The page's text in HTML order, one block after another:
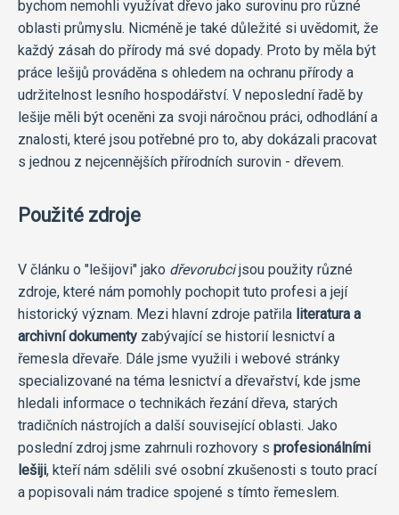
bychom nemohli využívat dřevo jako surovinu pro různé
oblasti průmyslu. Nicméně je také důležité si uvědomit, že
každý zásah do přírody má své dopady. Proto by měla být
práce lešijů prováděna s ohledem na ochranu přírody a
udržitelnost lesního hospodářství. V neposlední řadě by
lešije měli být oceněni za svoji náročnou práci, odhodlání a
znalosti, které jsou potřebné pro to, aby dokázali pracovat
s jednou z nejcennějších přírodních surovin - dřevem.
Použité zdroje
V článku o "lešijovi" jako dřevorubcijsou použity různé
zdroje, které nám pomohly pochopit tuto profesi a její
historický význam. Mezi hlavní zdroje patřila literatura a
archivní dokumenty zabývající se historií lesnictví a
řemesla dřevaře. Dále jsme využili i webové stránky
specializované na téma lesnictví a dřevařství, kde jsme
hledali informace o technikách řezání dřeva, starých
tradičních nástrojích a další související oblasti. Jako
poslední zdroj jsme zahrnuli rozhovory s profesionálními
lešiji, kteří nám sdělili své osobní zkušenosti s touto prací
a popisovali nám tradice spojené s tímto řemeslem.